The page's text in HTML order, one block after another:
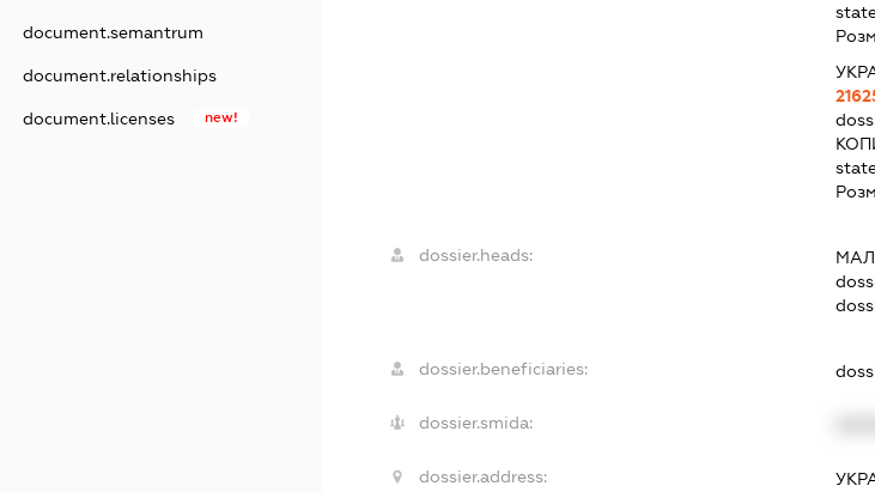
document.semantrum
document.relationships
document.licenses new!
dossier.heads:
dossier.beneficiaries:
dossier.smida:
dossier.address: